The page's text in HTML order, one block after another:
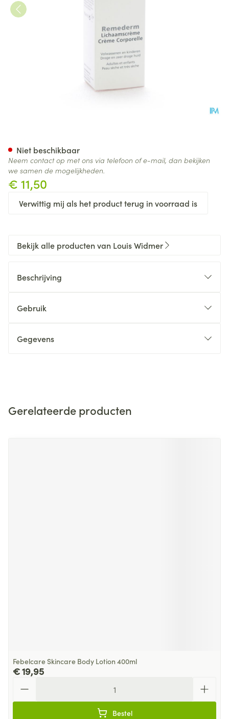
€ 11,50
Verwittig mij als het product terug in voorraad is
Niet beschikbaar
Neem contact op met ons via telefoon of e-mail, dan bekijken
we samen de mogelijkheden.
Bekijk alle producten van Louis Widmer
Beschrijving
Gebruik
Gegevens
Gerelateerde producten
Febelcare Skincare Body Lotion 400ml
€ 19,95
Bestel